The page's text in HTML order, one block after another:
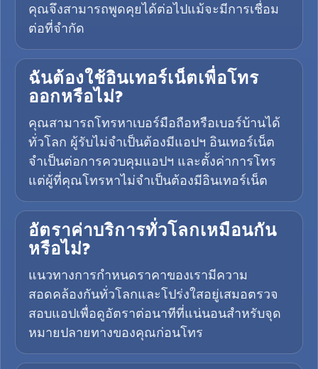
คุณจึงสามารถพูดคุยได้ต่อไปแม้จะมีการเชื่อม
ต่อที่จำกัด
ฉันต้องใช้อินเทอร์เน็ตเพื่อโทร
ออกหรือไม่?
คุณสามารถโทรหาเบอร์มือถือหรือเบอร์บ้านได้
ทั่วโลก ผู้รับไม่จำเป็นต้องมีแอปฯ อินเทอร์เน็ต
จำเป็นต่อการควบคุมแอปฯ และตั้งค่าการโทร
แต่ผู้ที่คุณโทรหาไม่จำเป็นต้องมีอินเทอร์เน็ต
อัตราค่าบริการทั่วโลกเหมือนกัน
หรือไม่?
แนวทางการกำหนดราคาของเรามีความ
สอดคล้องกันทั่วโลกและโปร่งใสอยู่เสมอตรวจ
สอบแอปเพื่อดูอัตราต่อนาทีที่แน่นอนสำหรับจุด
หมายปลายทางของคุณก่อนโทร